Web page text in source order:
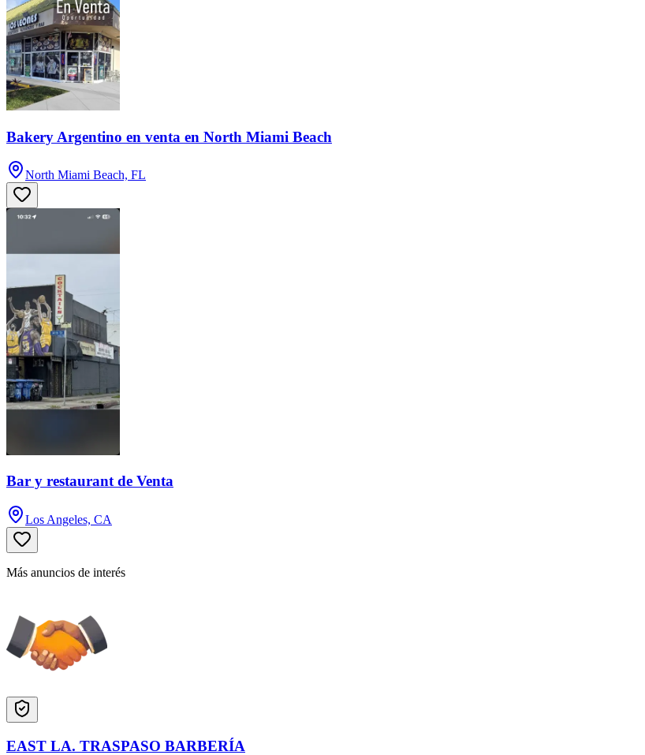
Bakery Argentino en venta en North Miami Beach
North Miami Beach, FL
Bar y restaurant de Venta
Los Angeles, CA
Más anuncios de interés
EAST LA. TRASPASO BARBERÍA